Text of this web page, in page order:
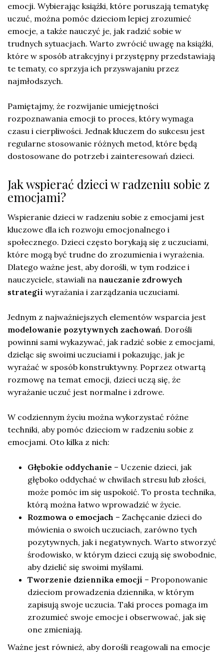
emocji. Wybierając książki, które poruszają tematykę
uczuć, można pomóc dzieciom lepiej zrozumieć
emocje, a także nauczyć je, jak radzić sobie w
trudnych sytuacjach. Warto zwrócić uwagę na książki,
które w sposób atrakcyjny i przystępny przedstawiają
te tematy, co sprzyja ich przyswajaniu przez
najmłodszych.
Pamiętajmy, że rozwijanie umiejętności
rozpoznawania emocji to proces, który wymaga
czasu i cierpliwości. Jednak kluczem do sukcesu jest
regularne stosowanie różnych metod, które będą
dostosowane do potrzeb i zainteresowań dzieci.
Jak wspierać dzieci w radzeniu sobie z
emocjami?
Wspieranie dzieci w radzeniu sobie z emocjami jest
kluczowe dla ich rozwoju emocjonalnego i
społecznego. Dzieci często borykają się z uczuciami,
które mogą być trudne do zrozumienia i wyrażenia.
Dlatego ważne jest, aby dorośli, w tym rodzice i
nauczyciele, stawiali na nauczanie zdrowych
strategii wyrażania i zarządzania uczuciami.
Jednym z najważniejszych elementów wsparcia jest
modelowanie pozytywnych zachowań. Dorośli
powinni sami wykazywać, jak radzić sobie z emocjami,
dzieląc się swoimi uczuciami i pokazując, jak je
wyrażać w sposób konstruktywny. Poprzez otwartą
rozmowę na temat emocji, dzieci uczą się, że
wyrażanie uczuć jest normalne i zdrowe.
W codziennym życiu można wykorzystać różne
techniki, aby pomóc dzieciom w radzeniu sobie z
emocjami. Oto kilka z nich:
Głębokie oddychanie – Uczenie dzieci, jak
głęboko oddychać w chwilach stresu lub złości,
może pomóc im się uspokoić. To prosta technika,
którą można łatwo wprowadzić w życie.
Rozmowa o emocjach – Zachęcanie dzieci do
mówienia o swoich uczuciach, zarówno tych
pozytywnych, jak i negatywnych. Warto stworzyć
środowisko, w którym dzieci czują się swobodnie,
aby dzielić się swoimi myślami.
Tworzenie dziennika emocji – Proponowanie
dzieciom prowadzenia dziennika, w którym
zapisują swoje uczucia. Taki proces pomaga im
zrozumieć swoje emocje i obserwować, jak się
one zmieniają.
Ważne jest również, aby dorośli reagowali na emocje